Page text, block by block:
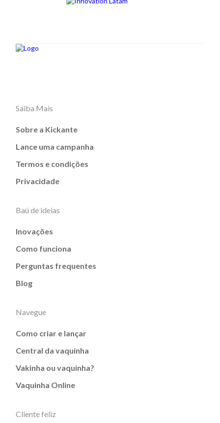
Saiba Mais
Sobre a Kickante
Lance uma campanha
Termos e condições
Privacidade
Baú de ideias
Inovações
Como funciona
Perguntas frequentes
Blog
Navegue
Como criar e lançar
Central da vaquinha
Vakinha ou vaquinha?
Vaquinha Online
Cliente feliz